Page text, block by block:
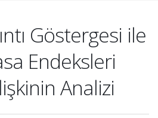
Göstergesi ile
Endeksleri
Analizi